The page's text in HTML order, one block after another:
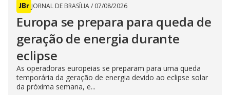
JORNAL DE BRASÍLIA/ 07/08/2026
Europa se prepara para queda de
geração de energia durante
eclipse
As operadoras europeias se preparam para uma queda
temporária da geração de energia devido ao eclipse solar
da próxima semana, e...